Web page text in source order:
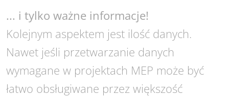
... i tylko ważne informacje!
Kolejnym aspektem jest ilość danych.
Nawet jeśli przetwarzanie danych
wymagane w projektach MEP może być
łatwo obsługiwane przez większość